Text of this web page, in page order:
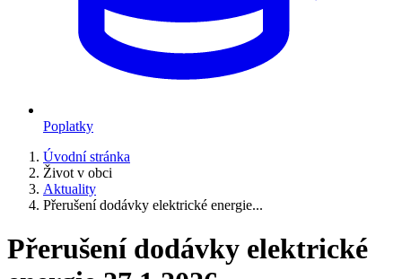
Poplatky
Úvodní stránka
Život v obci
Aktuality
Přerušení dodávky elektrické energie...
Přerušení dodávky elektrické